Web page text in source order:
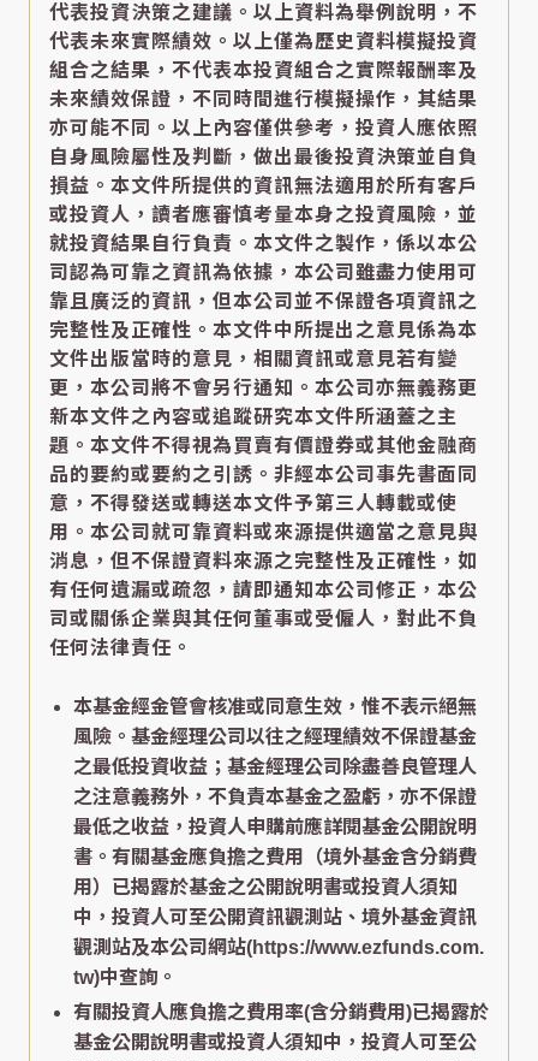
代表投資決策之建議。以上資料為舉例說明，不
代表未來實際績效。以上僅為歷史資料模擬投資
組合之結果，不代表本投資組合之實際報酬率及
未來績效保證，不同時間進行模擬操作，其結果
亦可能不同。以上內容僅供參考，投資人應依照
自身風險屬性及判斷，做出最後投資決策並自負
損益。本文件所提供的資訊無法適用於所有客戶
或投資人，讀者應審慎考量本身之投資風險，並
就投資結果自行負責。本文件之製作，係以本公
司認為可靠之資訊為依據，本公司雖盡力使用可
靠且廣泛的資訊，但本公司並不保證各項資訊之
完整性及正確性。本文件中所提出之意見係為本
文件出版當時的意見，相關資訊或意見若有變
更，本公司將不會另行通知。本公司亦無義務更
新本文件之內容或追蹤研究本文件所涵蓋之主
題。本文件不得視為買賣有價證券或其他金融商
品的要約或要約之引誘。非經本公司事先書面同
意，不得發送或轉送本文件予第三人轉載或使
用。本公司就可靠資料或來源提供適當之意見與
消息，但不保證資料來源之完整性及正確性，如
有任何遺漏或疏忽，請即通知本公司修正，本公
司或關係企業與其任何董事或受僱人，對此不負
任何法律責任。
本基金經金管會核准或同意生效，惟不表示絕無
風險。基金經理公司以往之經理績效不保證基金
之最低投資收益；基金經理公司除盡善良管理人
之注意義務外，不負責本基金之盈虧，亦不保證
最低之收益，投資人申購前應詳閱基金公開說明
書。有關基金應負擔之費用（境外基金含分銷費
用）已揭露於基金之公開說明書或投資人須知
中，投資人可至公開資訊觀測站、境外基金資訊
觀測站及本公司網站(https://www.ezfunds.com.
tw)中查詢。
有關投資人應負擔之費用率(含分銷費用)已揭露於
基金公開說明書或投資人須知中，投資人可至公